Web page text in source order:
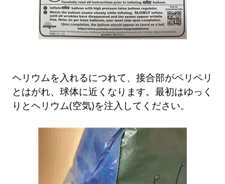
ヘリウムを入れるにつれて、接合部がペリペリ
とはがれ、球体に近くなります。最初はゆっく
りとヘリウム(空気)を注入してください。